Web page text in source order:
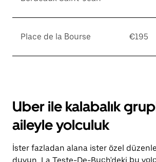
Place de la Bourse €195
Uber ile kalabalık
aileyle yolculuk
İster fazladan alana ister özel